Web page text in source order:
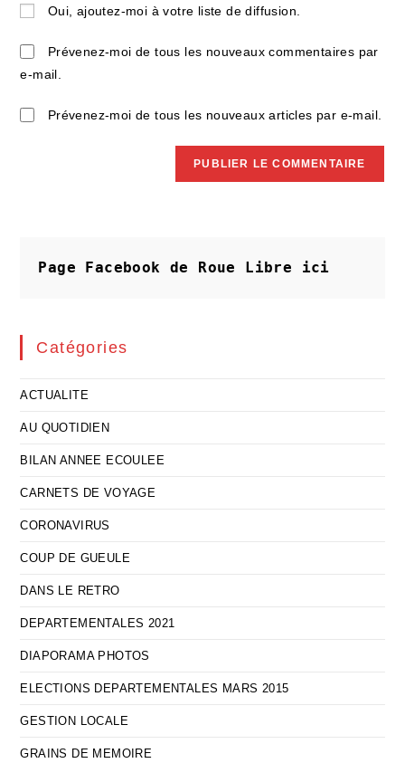
comment
site
(facultatif)
Oui, ajoutez-moi à votre liste de diffusion.
Prévenez-moi de tous les nouveaux commentaires par
e-mail.
Prévenez-moi de tous les nouveaux articles par e-mail.
Page Facebook de Roue Libre ici
Catégories
ACTUALITE
AU QUOTIDIEN
BILAN ANNEE ECOULEE
CARNETS DE VOYAGE
CORONAVIRUS
COUP DE GUEULE
DANS LE RETRO
DEPARTEMENTALES 2021
DIAPORAMA PHOTOS
ELECTIONS DEPARTEMENTALES MARS 2015
GESTION LOCALE
GRAINS DE MEMOIRE